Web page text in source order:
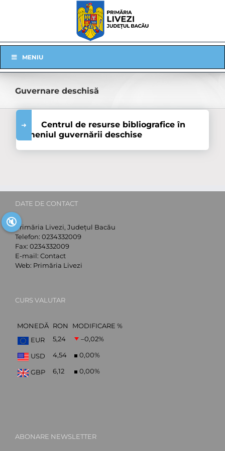
Navigation
MENIU
Guvernare deschisă
Centrul de resurse bibliografice în
domeniul guvernării deschise
DATE DE CONTACT
Primăria Livezi, Județul Bacău
Telefon: 0234332009
Fax: 0234332009
E-mail: Contact
Web: Primăria Livezi
CURS VALUTAR
MONEDĂ RON
MODIFICARE %
EUR
5,24 –0,02%
USD 4,54 0,00%
GBP 6,12 0,00%
ABONARE NEWSLETTER
🔇